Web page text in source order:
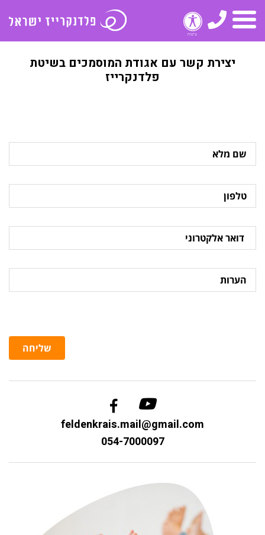
תפריט
טלפון
יצירת קשר עם אגודת המוסמכים בשיטת
פלדנקרייז
מלא
טלפון
אלקטרוני
הערות
שליחה
feldenkrais.mail@gmail.com
054-7000097